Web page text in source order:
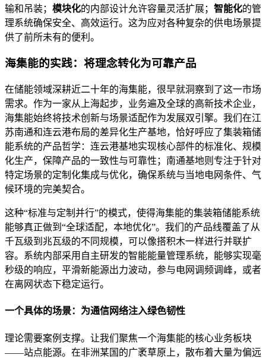
输和吊装； 模块化的内部设计允许容量灵活扩展； 智能化的管
理系统确保安全、高效运行。这为应对各种复杂的供电场景提
供了前所未有的便利。
海集能的实践：将理念转化为可靠产品
在储能领域深耕近二十年的海集能，很早就洞察到了这一市场
需求。作为一家从上海起步，业务遍及全球的高新技术企业，
海集能始终将技术创新与场景适配作为发展双引擎。我们在江
苏南通和连云港布局的差异化生产基地，恰好呼应了集装箱储
能系统的产品哲学：连云港基地实现核心部件的标准化、规模
化生产，保障产品的一致性与可靠性；南通基地则专注于针对
特定场景的定制化集成与优化，确保系统与当地电网条件、气
候环境的完美契合。
这种“标准与定制并行”的模式，使得海集能的集装箱储能系统
能够真正做到“全球适配，本地优化”。我们的产品线覆盖了从
千瓦级到兆瓦级的不同规模，可以像搭积木一样进行并联扩
容。系统内部采用自主研发的智能能量管理系统，能够实现毫
秒级的响应，平滑新能源出力波动，参与电网调频调峰，或者
在离网状态下稳定运行。
一个具体的场景：为通信网络注入绿色韧性
理论需要案例支撑。让我们聚焦一个海集能的核心业务板块
——站点能源。在非洲某国的广袤草原上，散布着大量为偏远